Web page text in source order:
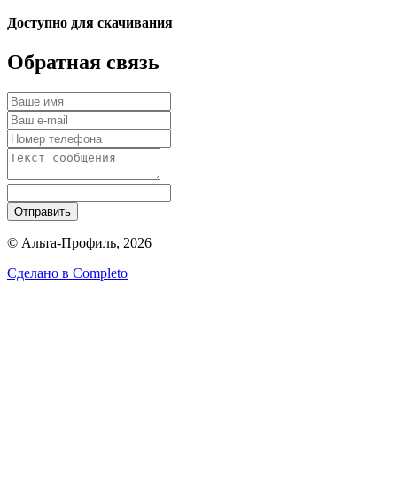
Доступно для скачивания
Обратная связь
Отправить
© Альта-Профиль, 2026
Сделано в Completo